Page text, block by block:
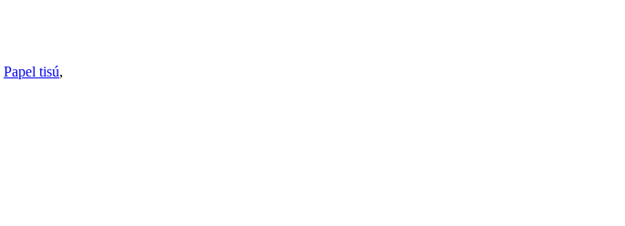
Papel tisú,